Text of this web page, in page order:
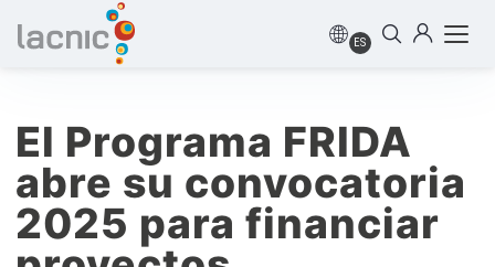
ES
El Programa FRIDA
abre su convocatoria
2025 para financiar